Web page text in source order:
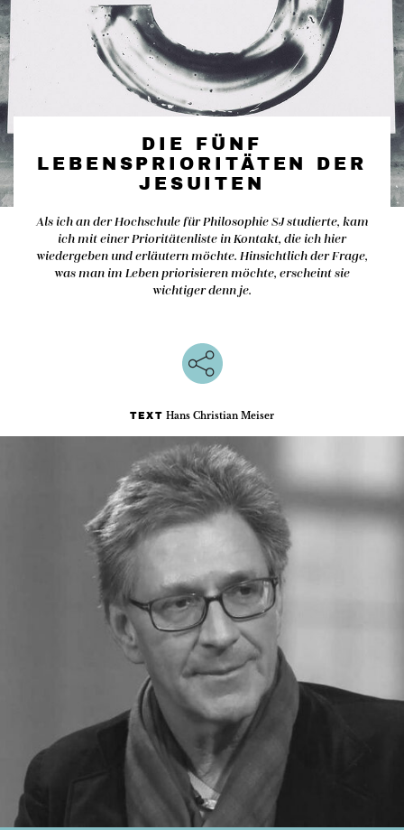
DIE FÜNF
LEBENSPRIORITÄTEN DER
JESUITEN
Als ich an der Hochschule für Philosophie SJ studierte, kam
ich mit einer Prioritätenliste in Kontakt, die ich hier
wiedergeben und erläutern möchte. Hinsichtlich der Frage,
was man im Leben priorisieren möchte, erscheint sie
wichtiger denn je.
TEXT Hans Christian Meiser